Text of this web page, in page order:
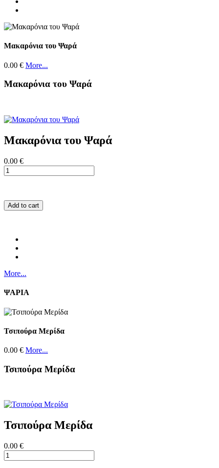
Μακαρόνια του Ψαρά
0.00 € More...
Μακαρόνια του Ψαρά
Μακαρόνια του Ψαρά
0.00 €
Add to cart
More...
ΨΑΡΙΑ
Τσιπούρα Μερίδα
0.00 € More...
Τσιπούρα Μερίδα
Τσιπούρα Μερίδα
0.00 €